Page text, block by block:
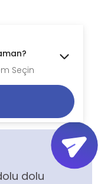
Seçin
dolu